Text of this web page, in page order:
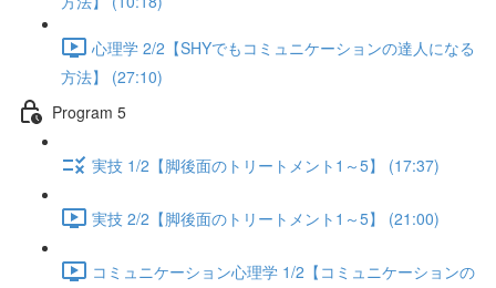
心理学 2/2【SHYでもコミュニケーションの達人になる
方法】 (27:10)
Program 5
実技 1/2【脚後面のトリートメント1～5】 (17:37)
実技 2/2【脚後面のトリートメント1～5】 (21:00)
コミュニケーション心理学 1/2【コミュニケーションの